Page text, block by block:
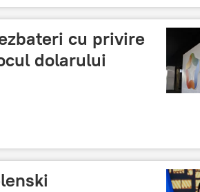
cu privire
dolarului